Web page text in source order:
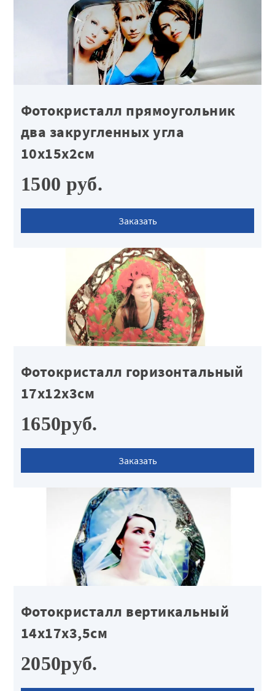
Фотокристалл прямоугольник
два закругленных угла
10х15х2см
1500 руб.
Заказать
Фотокристалл горизонтальный
17х12х3см
1650руб.
Заказать
Фотокристалл вертикальный
14х17х3,5см
2050руб.